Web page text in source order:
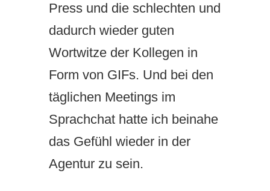
Press und die schlechten und
dadurch wieder guten
Wortwitze der Kollegen in
Form von GIFs. Und bei den
täglichen Meetings im
Sprachchat hatte ich beinahe
das Gefühl wieder in der
Agentur zu sein.